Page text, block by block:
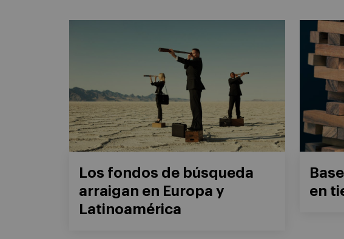
Los fondos de búsqueda
arraigan en Europa y
Latinoamérica
en